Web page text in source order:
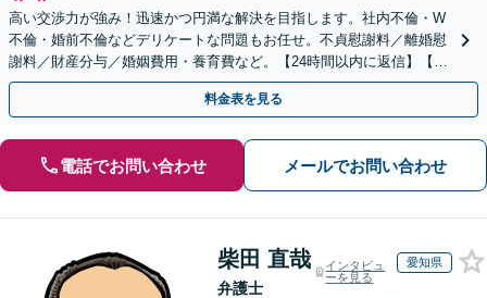
高い交渉力が強み！迅速かつ円満な解決を目指します。社内不倫・W
不倫・婚前不倫などデリケートな問題もお任せ。不貞慰謝料／離婚慰
謝料／財産分与／婚姻費用・養育費など。【24時間以内に返信】【土
日祝・夜間面談可能】【完全個室対応】【子連れ相談可】
料金表を見る
電話でお問い合わせ メールでお問い合わせ
柴田 直哉
弁護士
インタビュ
ーを見る
愛知県